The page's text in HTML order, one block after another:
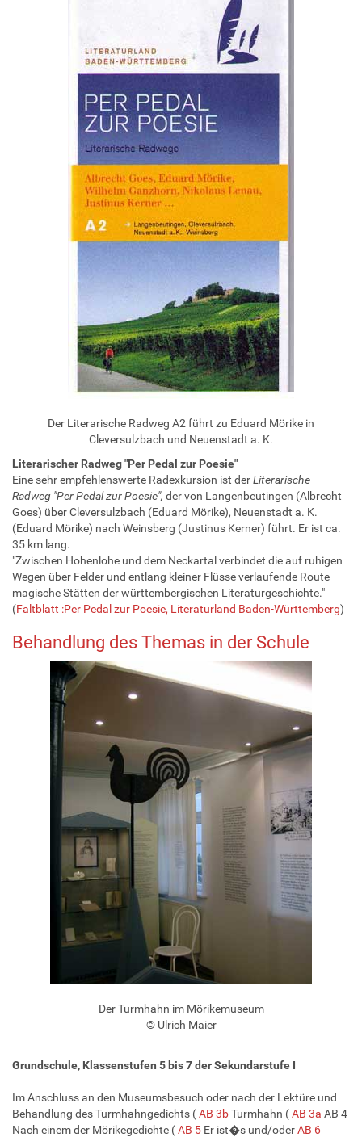
Der Literarische Radweg A2 führt zu Eduard Mörike in
Cleversulzbach und Neuenstadt a. K.
Literarischer Radweg "Per Pedal zur Poesie"
Eine sehr empfehlenswerte Radexkursion ist derLiterarische
Radweg "Per Pedal zur Poesie", der von Langenbeutingen (Albrecht
Goes) über Cleversulzbach (Eduard Mörike), Neuenstadt a. K.
(Eduard Mörike) nach Weinsberg (Justinus Kerner) führt. Er ist ca.
35 km lang.
"Zwischen Hohenlohe und dem Neckartal verbindet die auf ruhigen
Wegen über Felder und entlang kleiner Flüsse verlaufende Route
magische Stätten der württembergischen Literaturgeschichte."
(Faltblatt :Per Pedal zur Poesie, Literaturland Baden-Württemberg)
Behandlung des Themas in der Schule
Der Turmhahn im Mörikemuseum
© Ulrich Maier
Grundschule, Klassenstufen 5 bis 7 der Sekundarstufe I
Im Anschluss an den Museumsbesuch oder nach der Lektüre und
Behandlung des Turmhahngedichts (AB 3bTurmhahn (AB 3a AB 4
Nach einem der Mörikegedichte (AB 5 Er ist�s und/oderAB 6